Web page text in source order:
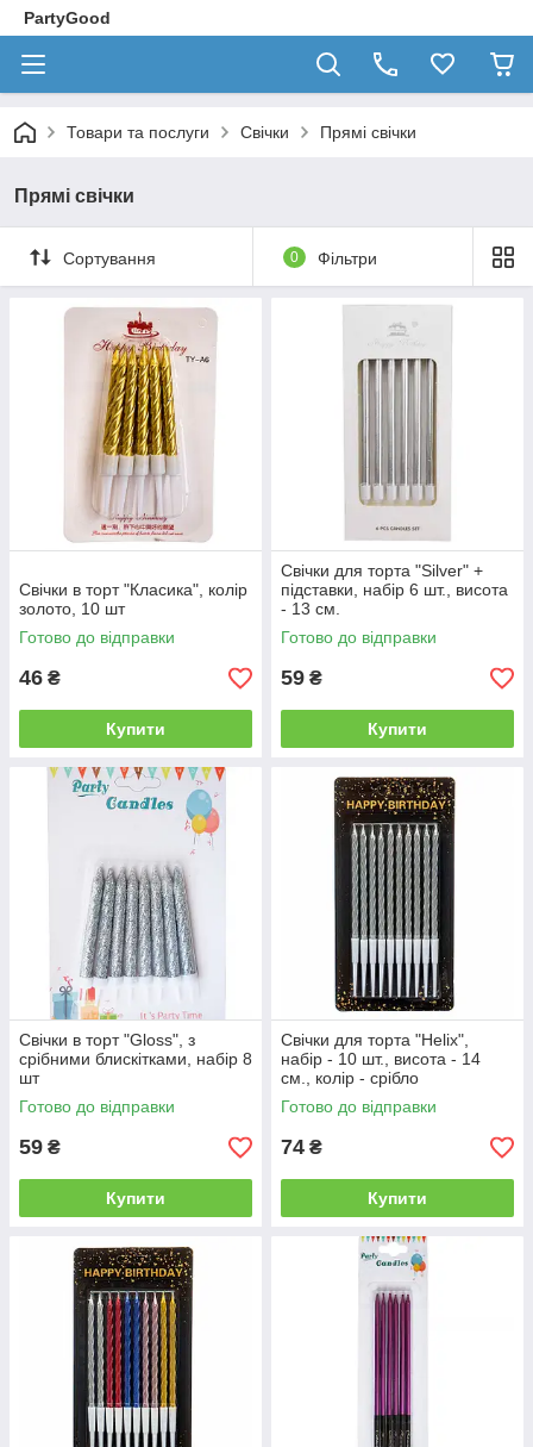
PartyGood
Товари та послуги Свічки Прямі свічки
Прямі свічки
Сортування 0 Фільтри
Свічки в торт "Класика", колір
золото, 10 шт
Готово до відправки
46 ₴
Купити
Свічки для торта "Silver" +
підставки, набір 6 шт., висота
- 13 см.
Готово до відправки
59 ₴
Купити
Свічки в торт "Gloss", з
срібними блискітками, набір 8
шт
Готово до відправки
59 ₴
Купити
Свічки для торта "Helix",
набір - 10 шт., висота - 14
см., колір - срібло
Готово до відправки
74 ₴
Купити